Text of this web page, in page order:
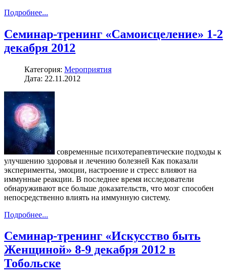
Подробнее...
Семинар-тренинг «Самоисцеление» 1-2
декабря 2012
Категория: Мероприятия
Дата: 22.11.2012
современные психотерапевтические подходы к
улучшению здоровья и лечению болезней Как показали
эксперименты, эмоции, настроение и стресс влияют на
иммунные реакции. В последнее время исследователи
обнаруживают все больше доказательств, что мозг способен
непосредственно влиять на иммунную систему.
Подробнее...
Семинар-тренинг «Искусство быть
Женщиной» 8-9 декабря 2012 в
Тобольске